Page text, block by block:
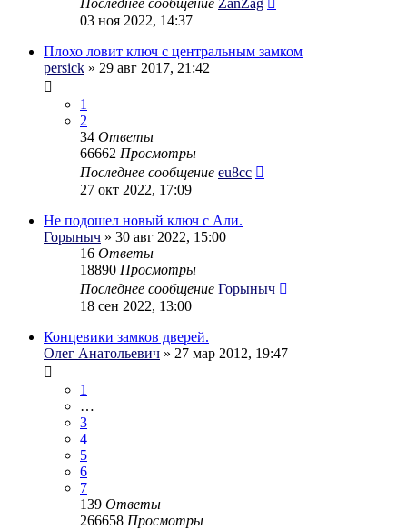
03 ноя 2022, 14:37
Плохо ловит ключ с центральным замком
persick » 29 авг 2017, 21:42
1
2
34 Ответы
66662 Просмотры
Последнее сообщение eu8cc
27 окт 2022, 17:09
Не подошел новый ключ с Али.
Горыныч » 30 авг 2022, 15:00
16 Ответы
18890 Просмотры
Последнее сообщение Горыныч
18 сен 2022, 13:00
Концевики замков дверей.
Олег Анатольевич » 27 мар 2012, 19:47
1
…
3
4
5
6
7
139 Ответы
266658 Просмотры